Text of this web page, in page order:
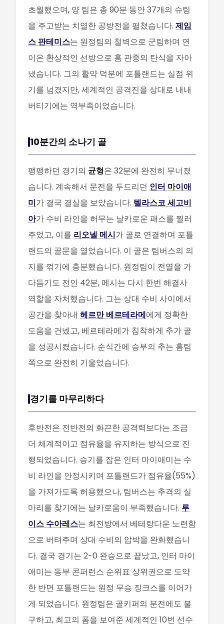
초월했으며, 양 팀은 총 90분 동안 37개의 슈팅
을 주고받는 치열한 공방전을 펼쳤습니다. 제임
스 판테미스는 원정팀의 철벽으로 군림하며 연
이은 환상적인 선방으로 홈 관중의 탄식을 자아
냈습니다. 그의 활약 덕분에 포틀랜드는 실점 위
기를 넘겼지만, 세계적인 공격진을 상대로 내내
버티기에는 역부족이었습니다.
10분간의 소나기 골
팽팽하던 경기의 균형은 32분에 완전히 무너졌
습니다. 계속해서 문전을 두드리던 인터 마이애
미가 결국 결실을 보았습니다. 텔라스코 세고비
아가 수비 라인을 허무는 날카로운 패스를 찔러
주었고, 이를 리오넬 메시가 골로 연결하며 포틀
랜드의 골문을 열었습니다. 이 골은 팀버스의 의
지를 꺾기에 충분했습니다. 원정팀이 전열을 가
다듬기도 전인 42분, 메시는 다시 한번 해결사
역할을 자처했습니다. 그는 상대 수비 사이에서
공간을 찾아내 헤르만 베르테라메에게 정확한
도움을 건넸고, 베르테라메가 침착하게 추가 골
을 성공시켰습니다. 순식간에 승부의 추는 홈팀
쪽으로 완전히 기울었습니다.
경기를 마무리하다
후반전은 전반전의 화끈한 공격력보다는 조금
더 체계적이고 점유율을 유지하는 방식으로 진
행되었습니다. 승기를 잡은 인터 마이애미는 수
비 라인을 안정시키며 포틀랜드가 점유율(55%)
을 가져가도록 허용했으나, 팀버스는 추격의 실
마리를 찾기에는 날카로움이 부족했습니다. 루
이스 수아레스는 최전방에서 베테랑다운 노련함
으로 버텨주며 상대 수비의 압박을 완화했습니
다. 결국 경기는 2-0 완승으로 끝났고, 인터 마이
애미는 동부 콘퍼런스 순위표 상위권으로 도약
한 반면 포틀랜드는 원정 무승 징크스를 이어가
게 되었습니다. 원정팀은 골키퍼의 분전에도 불
구하고, 최고의 폼을 보여준 세계적인 10번 선수